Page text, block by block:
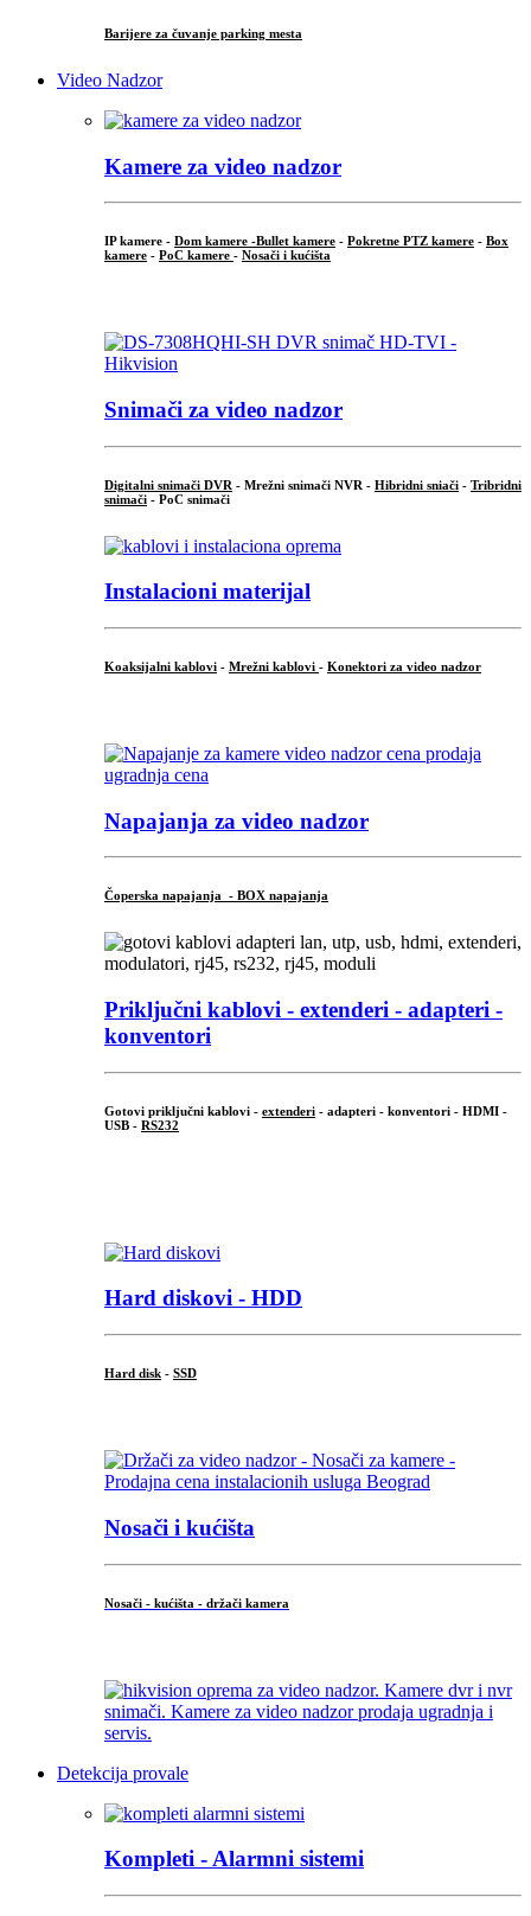
Barijere za čuvanje parking mesta
Video Nadzor
Kamere za video nadzor
IP kamere - Dom kamere -Bullet kamere - Pokretne PTZ kamere - Box
kamere - PoC kamere - Nosači i kućišta
Snimači za video nadzor
Digitalni snimači DVR - Mrežni snimači NVR - Hibridni sniači - Tribridni
snimači - PoC snimači
Instalacioni materijal
Koaksijalni kablovi - Mrežni kablovi - Konektori za video nadzor
Napajanja za video nadzor
Čoperska napajanja - BOX napajanja
Priključni kablovi - extenderi - adapteri -
konventori
Gotovi priključni kablovi - extenderi - adapteri - konventori - HDMI -
USB - RS232
Hard diskovi - HDD
Hard disk - SSD
Nosači i kućišta
Nosači - kućišta - držači kamera
Detekcija provale
Kompleti - Alarmni sistemi